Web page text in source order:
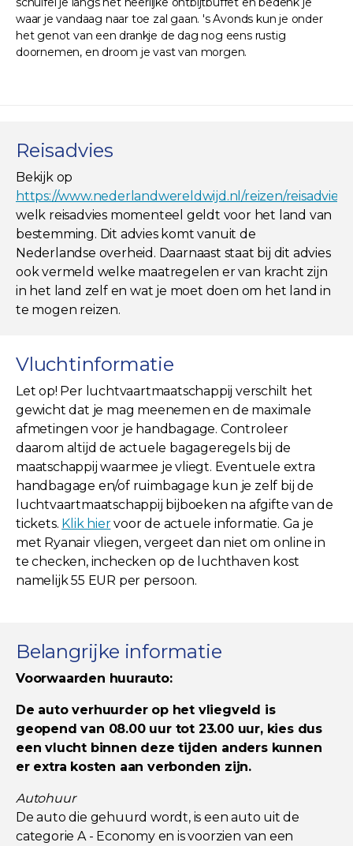
waar je vandaag naar toe zal gaan. 's Avonds kun je onder
het genot van een drankje de dag nog eens rustig
doornemen, en droom je vast van morgen.
Reisadvies
Bekijk op
https://www.nederlandwereldwijd.nl/reizen/
welk reisadvies momenteel geldt voor het land van
bestemming. Dit advies komt vanuit de
Nederlandse overheid. Daarnaast staat bij dit advies
ook vermeld welke maatregelen er van kracht zijn
in het land zelf en wat je moet doen om het land in
te mogen reizen.
Vluchtinformatie
Let op! Per luchtvaartmaatschappij verschilt het
gewicht dat je mag meenemen en de maximale
afmetingen voor je handbagage. Controleer
daarom altijd de actuele bagageregels bij de
maatschappij waarmee je vliegt. Eventuele extra
handbagage en/of ruimbagage kun je zelf bij de
luchtvaartmaatschappij bijboeken na afgifte van de
tickets. Klik hiervoor de actuele informatie. Ga je
met Ryanair vliegen, vergeet dan niet om online in
te checken, inchecken op de luchthaven kost
namelijk 55 EUR per persoon.
Belangrijke informatie
Voorwaarden huurauto:
De auto verhuurder op het vliegveld is
geopend van 08.00 uur tot 23.00 uur, kies dus
een vlucht binnen deze tijden anders kunnen
er extra kosten aan verbonden zijn.
Autohuur
De auto die gehuurd wordt, is een auto uit de
categorie A - Economy en is voorzien van een